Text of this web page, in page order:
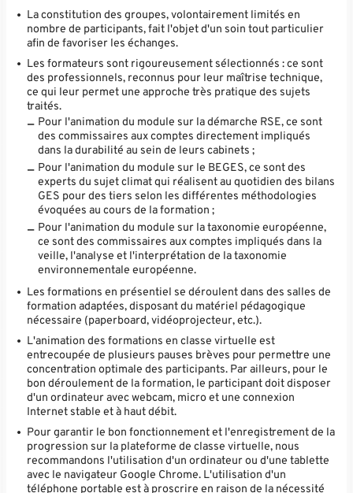
La constitution des groupes, volontairement limités en
nombre de participants, fait l'objet d'un soin tout particulier
afin de favoriser les échanges.
Les formateurs sont rigoureusement sélectionnés : ce sont
des professionnels, reconnus pour leur maîtrise technique,
ce qui leur permet une approche très pratique des sujets
traités.
Pour l'animation du module sur la démarche RSE, ce sont
des commissaires aux comptes directement impliqués
dans la durabilité au sein de leurs cabinets ;
Pour l'animation du module sur le BEGES, ce sont des
experts du sujet climat qui réalisent au quotidien des bilans
GES pour des tiers selon les différentes méthodologies
évoquées au cours de la formation ;
Pour l'animation du module sur la taxonomie européenne,
ce sont des commissaires aux comptes impliqués dans la
veille, l'analyse et l'interprétation de la taxonomie
environnementale européenne.
Les formations en présentiel se déroulent dans des salles de
formation adaptées, disposant du matériel pédagogique
nécessaire (paperboard, vidéoprojecteur, etc.).
L'animation des formations en classe virtuelle est
entrecoupée de plusieurs pauses brèves pour permettre une
concentration optimale des participants. Par ailleurs, pour le
bon déroulement de la formation, le participant doit disposer
d'un ordinateur avec webcam, micro et une connexion
Internet stable et à haut débit.
Pour garantir le bon fonctionnement et l'enregistrement de la
progression sur la plateforme de classe virtuelle, nous
recommandons l'utilisation d'un ordinateur ou d'une tablette
avec le navigateur Google Chrome. L'utilisation d'un
téléphone portable est à proscrire en raison de la nécessité